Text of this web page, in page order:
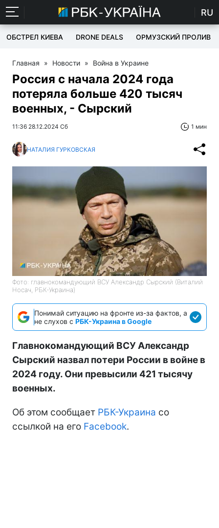
RU
ОБСТРЕЛ КИЕВА DRONE DEALS ОРМУЗСКИЙ ПРОЛИВ
Главная » Новости » Война в Украине
Россия с начала 2024 года
потеряла больше 420 тысяч
военных, - Сырский
11:36 28.12.2024 Сб 1 мин
НАТАЛИЯ ГУРКОВСКАЯ
Фото: главнокомандующий ВСУ Александр Сырский (Виталий
Носач, РБК-Украина)
Понимай ситуацию на фронте из-за фактов, а
не слухов с РБК-Украина в Google
Главнокомандующий ВСУ Александр
Сырский назвал потери России в войне в
2024 году. Они превысили 421 тысячу
военных.
Об этом сообщает РБК-Украина со
ссылкой на его Facebook.